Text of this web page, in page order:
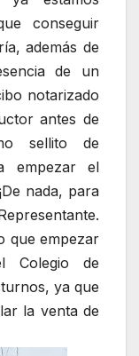
conseguir
además de
de un
notarizado
antes de
sellito de
empezar el
nada, para
que empezar
Colegio de
ya que
la venta de